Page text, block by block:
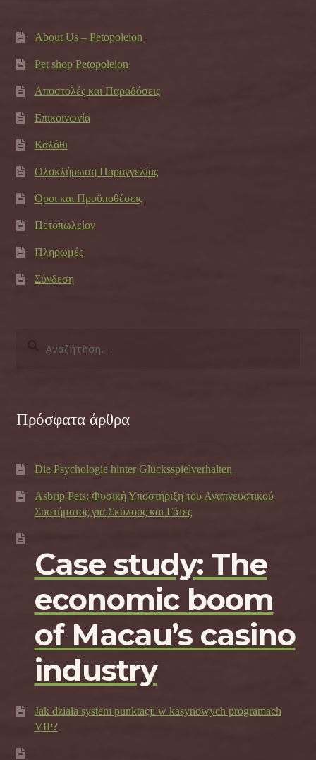
About Us – Petopoleion
Pet shop Petopoleion
Αποστολές και Παραδόσεις
Επικοινωνία
Καλάθι
Ολοκλήρωση Παραγγελίας
Όροι και Προϋποθέσεις
Πετοπωλείον
Πληρωμές
Σύνδεση
Πρόσφατα άρθρα
Die Psychologie hinter Glücksspielverhalten
Asbrip Pets: Φυσική Υποστήριξη του Αναπνευστικού
Συστήματος για Σκύλους και Γάτες
Case study: The
economic boom
of Macau’s casino
industry
Jak działa system punktacji w kasynowych programach
VIP?